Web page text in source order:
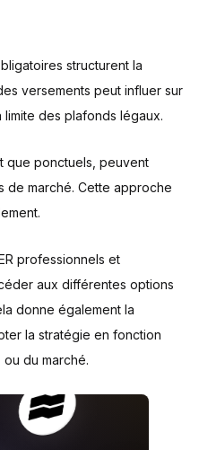
structurent la
versements peut influer sur
limite des plafonds légaux.
que ponctuels, peuvent
de marché. Cette approche
professionnels et
aux différentes options
donne également la
la stratégie en fonction
du marché.